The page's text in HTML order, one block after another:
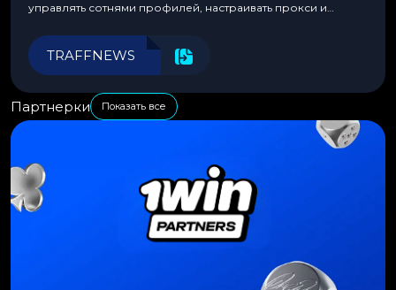
управлять сотнями профилей, настраивать прокси и
эффективности.
TRAFFNEWS
Партнерки Показать все